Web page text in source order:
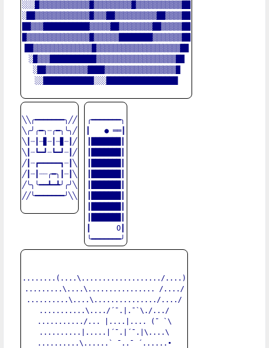
░░░█▒▒▒▒▒▒▒▒▒▒▒▒█▒▒▒▒▒▒▒▒▒█▒▒▒▒▒▒▒▒▒▒▒██
░██▒▒▒▒▒▒▒▒▒▒▒▒▒█▒▒▒██▒▒▒▒▒▒▒▒▒▒██▒▒▒▒██
██▒▒▒███████████▒▒▒▒▒██▒▒▒▒▒▒▒▒██▒▒▒▒▒██
█▒▒▒▒▒▒▒▒▒▒▒▒▒▒▒█▒▒▒▒▒▒████████▒▒▒▒▒▒▒██
██▒▒▒▒▒▒▒▒▒▒▒▒▒▒█▒▒▒▒▒▒▒▒▒▒▒▒▒▒▒▒▒▒▒▒██
░█▒▒▒███████████▒▒▒▒▒▒▒▒▒▒▒▒▒▒▒▒▒▒▒██
░██▒▒▒▒▒▒▒▒▒▒████▒▒▒▒▒▒▒▒▒▒▒▒▒▒▒▒▒█
░░████████████░░░█████████████████
╲╲╭━━━━━━━╮╱╱
╲╭╯╭━╮┈╭━╮╰╮╱
╲┃┈┃┈▊┈┃┈▊┈┃╱
╲┃┈┗━┛┈┗━┛┈┃╱
╱┃┈┏━━━━━┓┈┃╲
╱┃┈┃┈┈╭━╮┃┈┃╲
╱╰╮╰━━┻━┻╯╭╯╲
╱╱╰━━━━━━━╯╲╲
╭━━━━━━━╮
┃　　● ══┃
┃　　 　O┃
........(....\.................../....)
.........\....\................ /..../
..........\....\.............../..../
...........\..../´¯.|.¯`\./.../
.........../... |....|.... (¯ `\
..........|.....|´¯.|´¯.|\....\
..........\......` ¯..¯ ´......•